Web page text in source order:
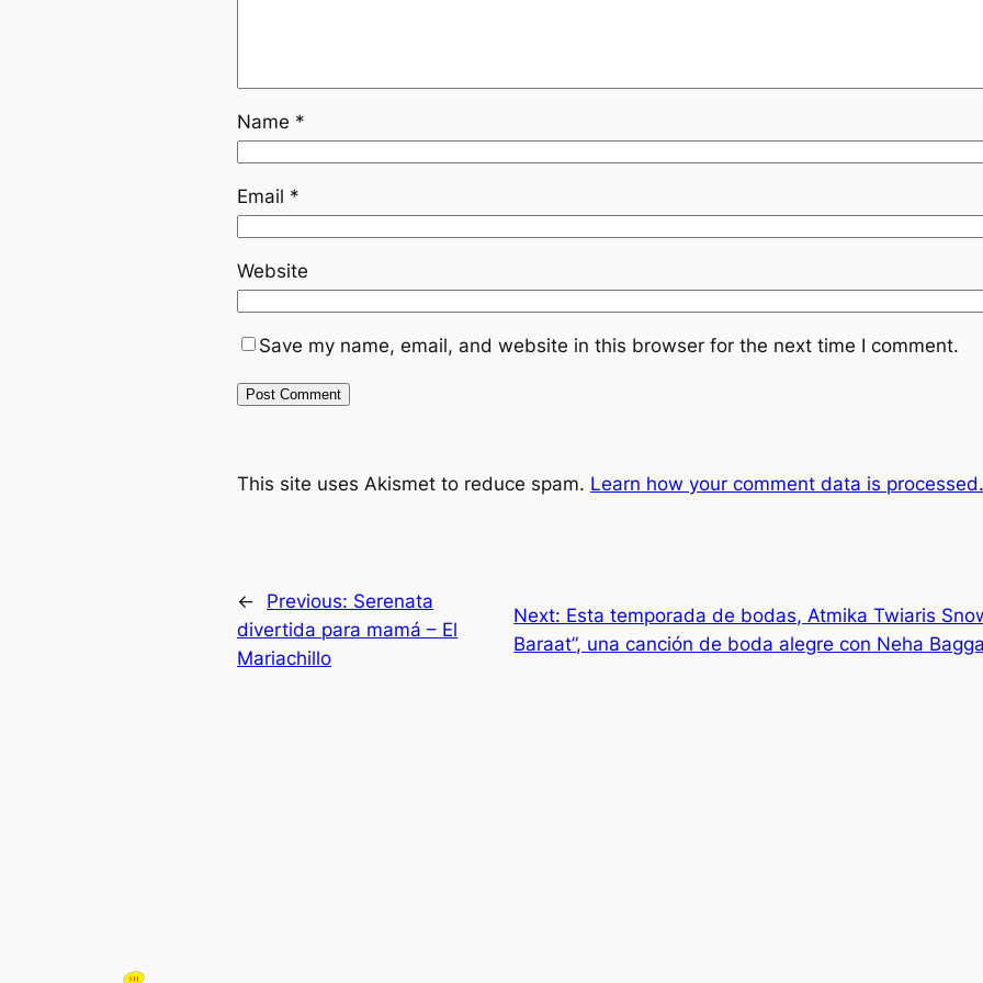
Name *
Email *
Website
Save my name, email, and website in this browser for the next time I comment.
This site uses Akismet to reduce spam. Learn how your comment data is processed.
← Previous: Serenata
divertida para mamá – El
Mariachillo
Next: Esta temporada de bodas, Atmika Twiaris
Baraat”, una canción de boda alegre con Neha